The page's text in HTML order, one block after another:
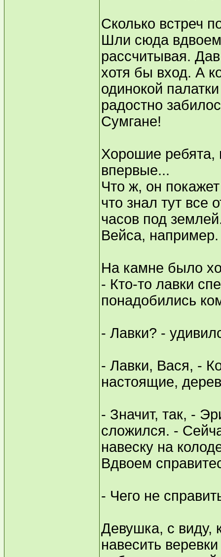
Сколько встреч
Шли сюда
рассчитывая.
хотя бы вход. А
одинокой
радостно
Сумгане!
Хорошие ребята,
впервые...
Что ж, он
что знал тут все
часов под
Вейса,
На камне было
- Кто-то лавки
понадобились
- Лавки? -
- Лавки, Вася, -
настоящие,
- Значит, так, -
сложился. -
навеску на
Вдвоем
- Чего не
Девушка, с виду,
навесить